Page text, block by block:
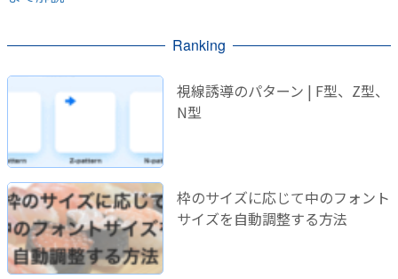
Ranking
視線誘導のパターン | F型、Z型、
N型
枠のサイズに応じて中のフォント
サイズを自動調整する方法